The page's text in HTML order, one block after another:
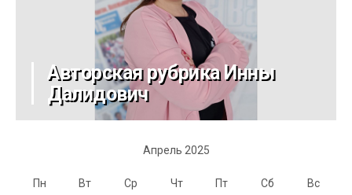
Авторская рубрика Инны
Далидович
Апрель 2025
Пн Вт Ср Чт Пт Сб Вс